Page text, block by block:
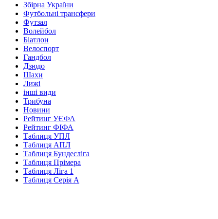
Збірна України
Футбольні трансфери
Футзал
Волейбол
Біатлон
Велоспорт
Гандбол
Дзюдо
Шахи
Лижі
інші види
Трибуна
Новини
Рейтинг УЄФА
Рейтинг ФІФА
Таблиця УПЛ
Таблиця АПЛ
Таблиця Бундесліга
Таблиця Прімера
Таблиця Ліга 1
Таблиця Серія А